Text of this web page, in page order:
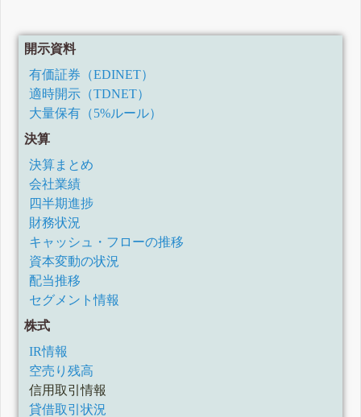
開示資料
有価証券（EDINET）
適時開示（TDNET）
大量保有（5%ルール）
決算
決算まとめ
会社業績
四半期進捗
財務状況
キャッシュ・フローの推移
資本変動の状況
配当推移
セグメント情報
株式
IR情報
空売り残高
信用取引情報
貸借取引状況